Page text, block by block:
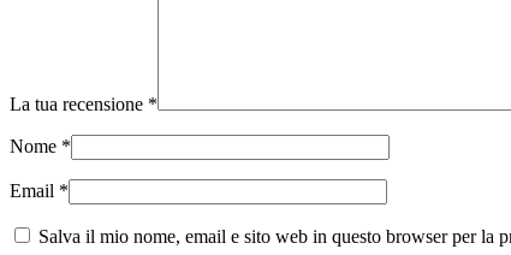
La tua recensione *
Nome *
Email *
Salva il mio nome, email e sito web in questo browser per la